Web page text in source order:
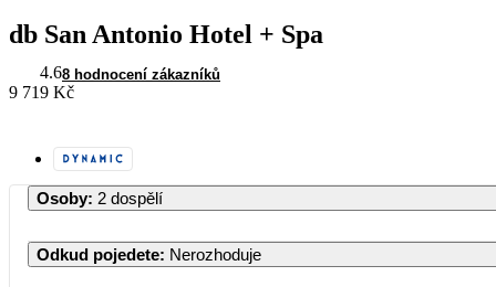
db San Antonio Hotel + Spa
4.68 hodnocení zákazníků
9 719 Kč
Osoby: 2 dospělí
Odkud pojedete: Nerozhoduje